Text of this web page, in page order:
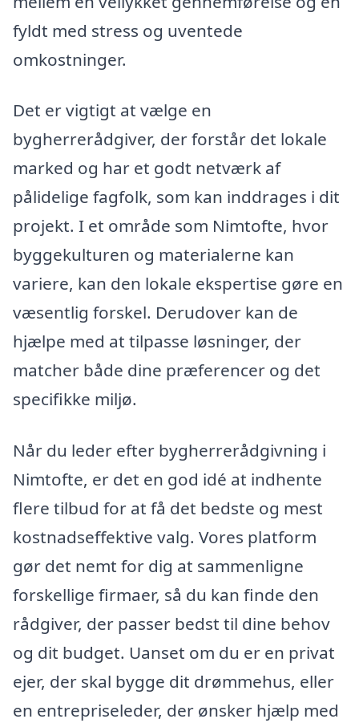
fyldt med stress og uventede
omkostninger.
Det er vigtigt at vælge en
bygherrerådgiver, der forstår det lokale
marked og har et godt netværk af
pålidelige fagfolk, som kan inddrages i dit
projekt. I et område som Nimtofte, hvor
byggekulturen og materialerne kan
variere, kan den lokale ekspertise gøre en
væsentlig forskel. Derudover kan de
hjælpe med at tilpasse løsninger, der
matcher både dine præferencer og det
specifikke miljø.
Når du leder efter bygherrerådgivning i
Nimtofte, er det en god idé at indhente
flere tilbud for at få det bedste og mest
kostnadseffektive valg. Vores platform
gør det nemt for dig at sammenligne
forskellige firmaer, så du kan finde den
rådgiver, der passer bedst til dine behov
og dit budget. Uanset om du er en privat
ejer, der skal bygge dit drømmehus, eller
en entrepriseleder, der ønsker hjælp med